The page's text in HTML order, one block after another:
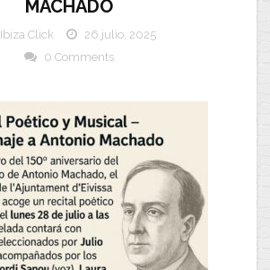
MACHADO
Ibiza Click
26 julio, 2025
0 Comments